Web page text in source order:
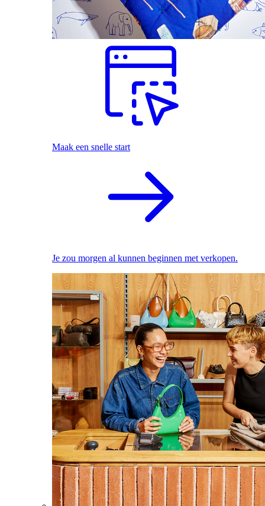
Maak een snelle start
Je zou morgen al kunnen beginnen met verkopen.